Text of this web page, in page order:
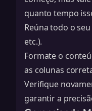
quanto tempo
Reúna todo o
etc.).
Formate o
as colunas
Verifique
garantir a